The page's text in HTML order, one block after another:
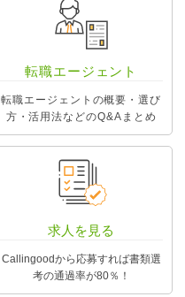
転職エージェント
転職エージェントの概要・選び
方・活用法などのQ&Aまとめ
求人を見る
Callingoodから応募すれば書類選
考の通過率が80％！